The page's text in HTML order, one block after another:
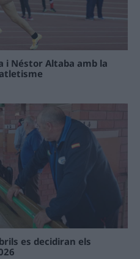
i Néstor Altaba amb la
es decidiran els